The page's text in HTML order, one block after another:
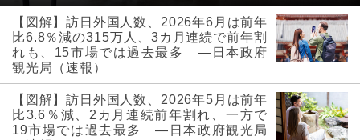
【図解】訪日外国人数、2026年6月は前年
比6.8％減の315万人、3カ月連続で前年割
れも、15市場では過去最多 ―日本政府
観光局（速報）
【図解】訪日外国人数、2026年5月は前年
比3.6％減、2カ月連続前年割れ、一方で
19市場では過去最多 ―日本政府観光局